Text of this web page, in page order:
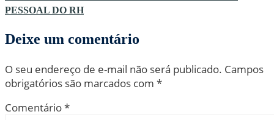
PESSOAL DO RH
Deixe um comentário
O seu endereço de e-mail não será publicado. Campos
obrigatórios são marcados com *
Comentário*